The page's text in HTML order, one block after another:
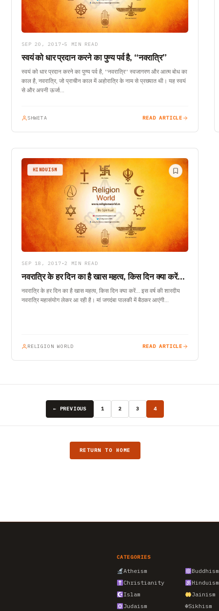
SEP 20, 2017 •5 MIN READ
स्वयं को धार प्रदान करने का पुण्य पर्व है, “नवरात्रि”
स्वयं को धार प्रदान करने का पुण्य पर्व है, “नवरात्रि” स्वजागरण और आत्म बोध का
काल है, नवरात्रि, जो प्राचीन काल में अहोरात्रि के नाम से प्रख्यात थी। यह स्वयं
से और अपनी ऊर्जा…
SHWETA READ ARTICLE
HINDUISM
SEP 18, 2017 •2 MIN READ
नवरात्रि के हर दिन का है खास महत्व, किस दिन क्या करें…
नवरात्रि के हर दिन का है खास महत्व, किस दिन क्या करें… इस वर्ष की शारदीय
नवरात्रि महासंयोग लेकर आ रही है। मां जगदंबा पालकी में बैठकर आएंगी…
RELIGION WORLD READ ARTICLE
← PREVIOUS 1 2 3 4
RETURN TO HOME
CATEGORIES
Atheism
Buddhism
Christianity
Hinduism
Islam
Jainism
Judaism
☬Sikhism